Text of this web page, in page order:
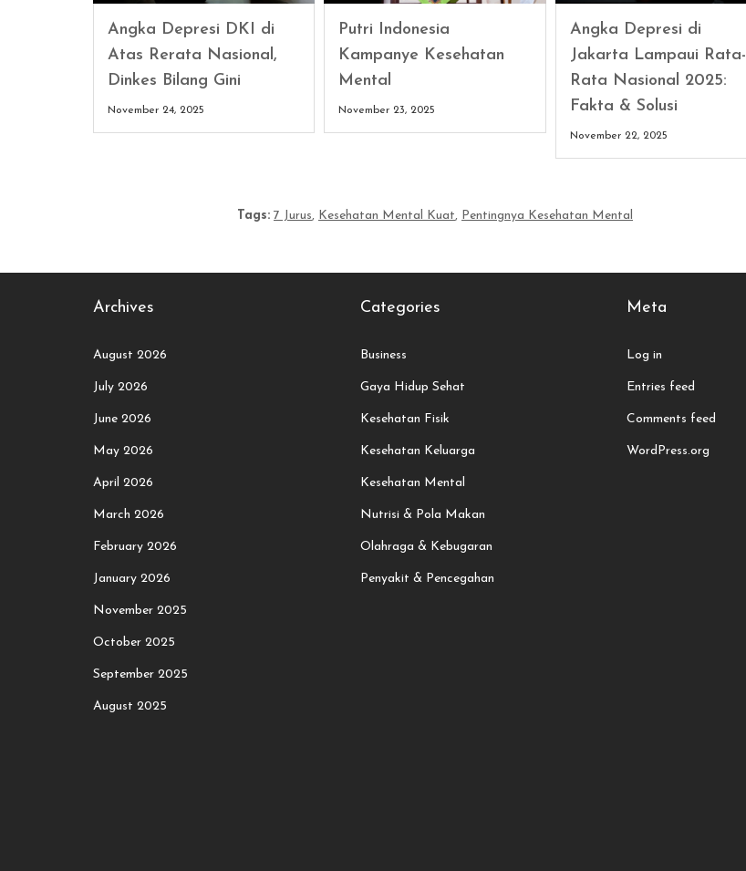
Angka Depresi DKI di
Atas Rerata Nasional,
Dinkes Bilang Gini
November 24, 2025
Putri Indonesia
Kampanye Kesehatan
Mental
November 23, 2025
Angka Depresi di
Jakarta Lampaui Rata-
Rata Nasional 2025:
Fakta & Solusi
November 22, 2025
Tags: 7 Jurus, Kesehatan Mental Kuat, Pentingnya Kesehatan Mental
Archives
August 2026
July 2026
June 2026
May 2026
April 2026
March 2026
February 2026
January 2026
November 2025
October 2025
September 2025
August 2025
Categories
Business
Gaya Hidup Sehat
Kesehatan Fisik
Kesehatan Keluarga
Kesehatan Mental
Nutrisi & Pola Makan
Olahraga & Kebugaran
Penyakit & Pencegahan
Meta
Log in
Entries feed
Comments feed
WordPress.org